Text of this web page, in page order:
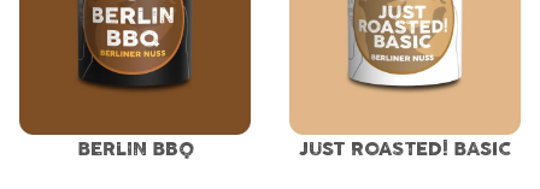
BERLIN BBQ JUST ROASTED! BASIC